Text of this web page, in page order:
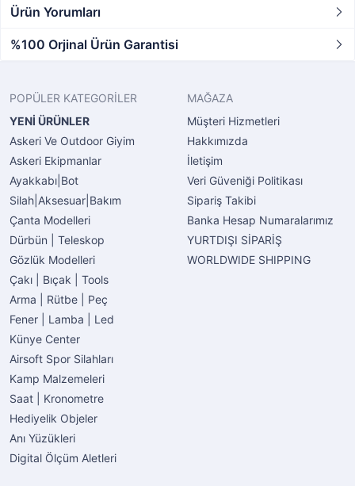
Ürün Yorumları
%100 Orjinal Ürün Garantisi
POPÜLER KATEGORİLER
YENİ ÜRÜNLER
Askeri Ve Outdoor Giyim
Askeri Ekipmanlar
Ayakkabı|Bot
Silah|Aksesuar|Bakım
Çanta Modelleri
Dürbün | Teleskop
Gözlük Modelleri
Çakı | Bıçak | Tools
Arma | Rütbe | Peç
Fener | Lamba | Led
Künye Center
Airsoft Spor Silahları
Kamp Malzemeleri
Saat | Kronometre
Hediyelik Objeler
Anı Yüzükleri
Digital Ölçüm Aletleri
MAĞAZA
Müşteri Hizmetleri
Hakkımızda
İletişim
Veri Güveniği Politikası
Sipariş Takibi
Banka Hesap Numaralarımız
YURTDIŞI SİPARİŞ
WORLDWIDE SHIPPING